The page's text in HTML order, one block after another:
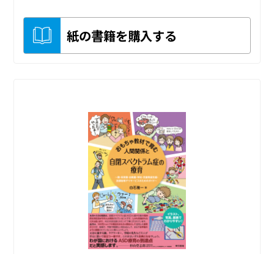
紙の書籍を購入する